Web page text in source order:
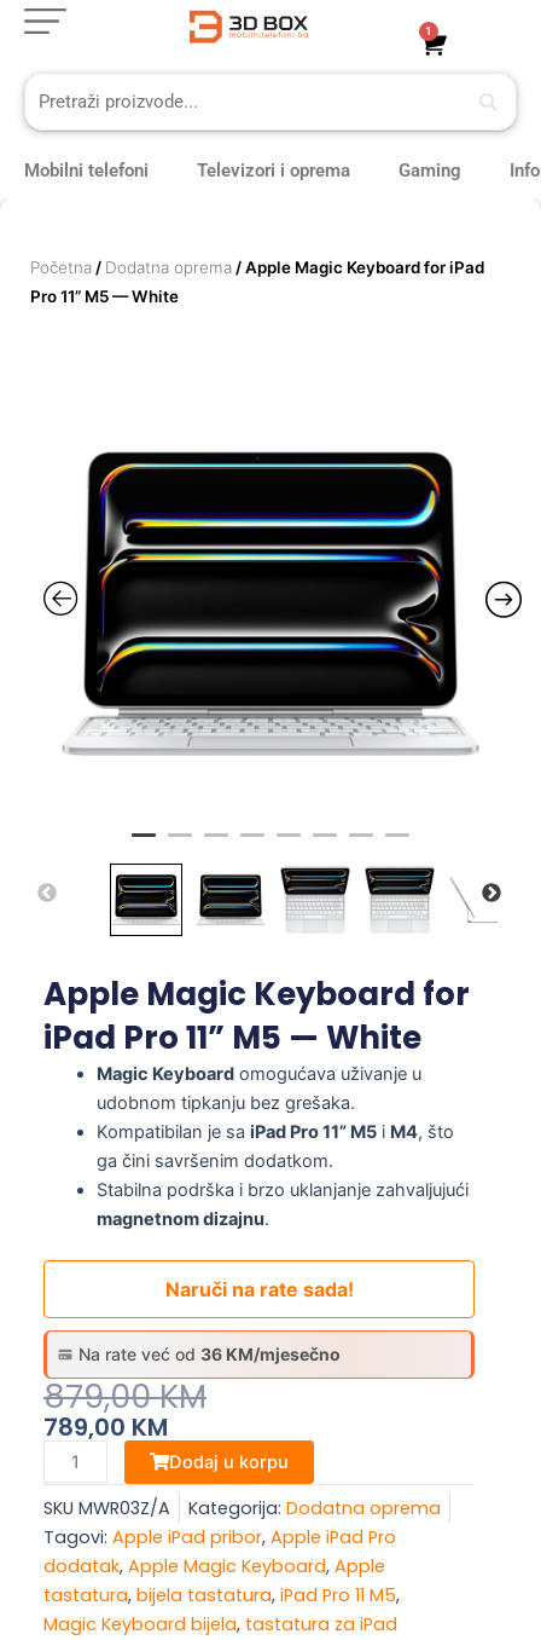
Skip
content
1
Cart
Mobilni telefoni Televizori i oprema Gaming
Početna / Dodatna oprema / Apple Magic Keyboard for iPad
Pro 11” M5 — White
Apple Magic Keyboard for
iPad Pro 11” M5 — White
Magic Keyboardomogućava uživanje u
udobnom tipkanju bez grešaka.
Kompatibilan je sa iPad Pro 11” M5i M4, što
ga čini savršenim dodatkom.
Stabilna podrška i brzo uklanjanje zahvaljujući
magnetnom dizajnu.
Na rate već od 36 KM/mjesečno
Naruči na rate sada!
879,00KM
Original
Price
Was:
879,00 KM.
789,00 KM
Current
Price
Is:
789,00 KM.
Apple
Magic
Keyboard
for
iPad
Pro
11"
Dodaj u korpu
SKU MWR03Z/A Kategorija: Dodatna oprema
Tagovi: Apple iPad pribor, Apple iPad Pro
dodatak, Apple Magic Keyboard, Apple
tastatura, bijela tastatura, iPad Pro 11 M5,
Magic Keyboard bijela, tastatura za iPad